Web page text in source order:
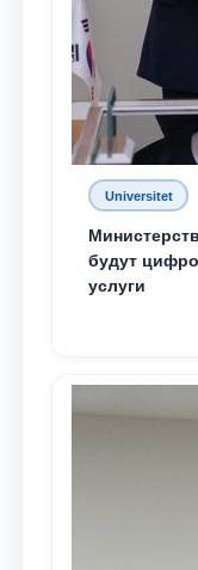
Universitet
будут
услуги